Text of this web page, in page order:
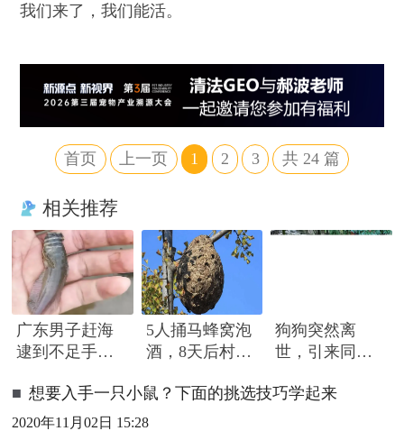
我们来了，我们能活。
首页 上一页 1 2 3 共24 篇
相关推荐
广东男子赶海
逮到不足手指
隆起像奥特曼
5人捅马蜂窝泡
酒，8天后村民
狗狗突然离
世，引来同伴
只小狗尿都没
■ 想要入手一只小鼠？下面的挑选技巧学起来
2020年11月02日 15:28